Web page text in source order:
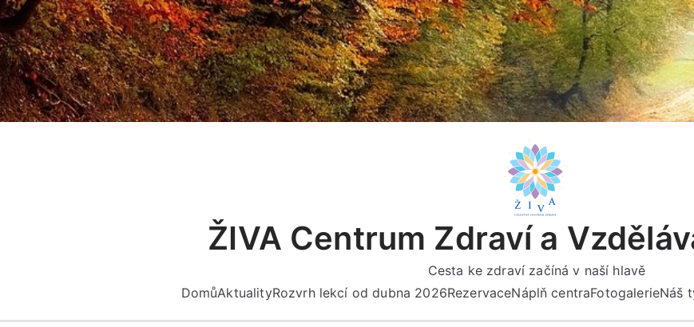
Přeskočit
na
obsah
ŽIVA Centrum Zdraví a
Cesta ke zdraví začíná v naší hlavě
DomůAktualityRozvrh lekcí od dubna 2026RezervaceNáplň centraFotogalerieNáš